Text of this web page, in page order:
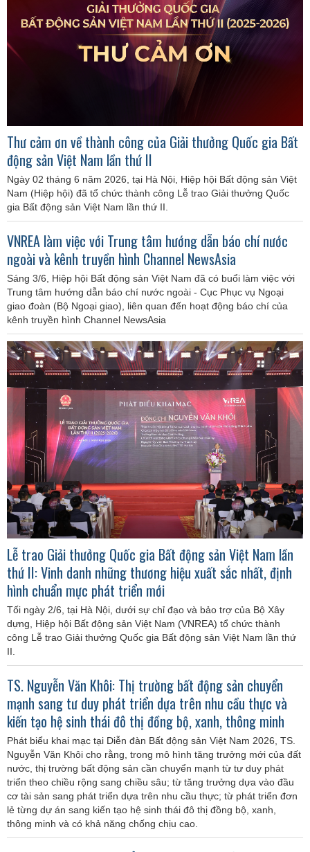
Thư cảm ơn về thành công của Giải thưởng Quốc gia Bất
động sản Việt Nam lần thứ II
Ngày 02 tháng 6 năm 2026, tại Hà Nội, Hiệp hội Bất động sản Việt
Nam (Hiệp hội) đã tổ chức thành công Lễ trao Giải thưởng Quốc
gia Bất động sản Việt Nam lần thứ II.
VNREA làm việc với Trung tâm hướng dẫn báo chí nước
ngoài và kênh truyền hình Channel NewsAsia
Sáng 3/6, Hiệp hội Bất động sản Việt Nam đã có buổi làm việc với
Trung tâm hướng dẫn báo chí nước ngoài - Cục Phục vụ Ngoại
giao đoàn (Bộ Ngoại giao), liên quan đến hoạt động báo chí của
kênh truyền hình Channel NewsAsia
Lễ trao Giải thưởng Quốc gia Bất động sản Việt Nam lần
thứ II: Vinh danh những thương hiệu xuất sắc nhất, định
hình chuẩn mực phát triển mới
Tối ngày 2/6, tại Hà Nội, dưới sự chỉ đạo và bảo trợ của Bộ Xây
dựng, Hiệp hội Bất động sản Việt Nam (VNREA) tổ chức thành
công Lễ trao Giải thưởng Quốc gia Bất động sản Việt Nam lần thứ
II.
TS. Nguyễn Văn Khôi: Thị trường bất động sản chuyển
mạnh sang tư duy phát triển dựa trên nhu cầu thực và
kiến tạo hệ sinh thái đô thị đồng bộ, xanh, thông minh
Phát biểu khai mạc tại Diễn đàn Bất động sản Việt Nam 2026, TS.
Nguyễn Văn Khôi cho rằng, trong mô hình tăng trưởng mới của đất
nước, thị trường bất động sản cần chuyển mạnh từ tư duy phát
triển theo chiều rộng sang chiều sâu; từ tăng trưởng dựa vào đầu
cơ tài sản sang phát triển dựa trên nhu cầu thực; từ phát triển đơn
lẻ từng dự án sang kiến tạo hệ sinh thái đô thị đồng bộ, xanh,
thông minh và có khả năng chống chịu cao.